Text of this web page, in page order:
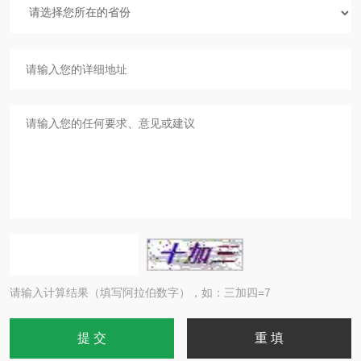
请输入计算结果（填写阿拉伯数字），如：三加四=7